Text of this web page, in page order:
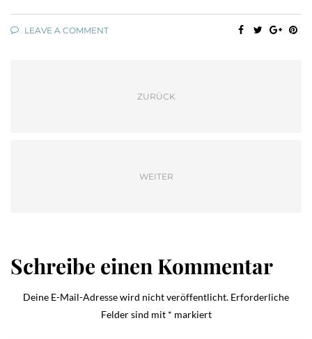
LEAVE A COMMENT
ZURÜCK
WEITER
Schreibe einen Kommentar
Deine E-Mail-Adresse wird nicht veröffentlicht. Erforderliche
Felder sind mit * markiert